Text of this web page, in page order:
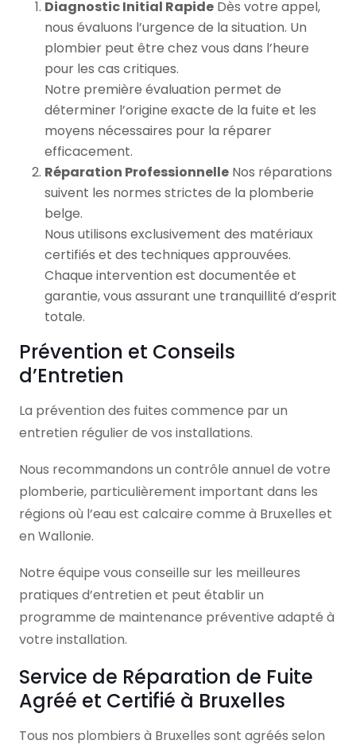
Diagnostic Initial Rapide Dès votre appel,
nous évaluons l’urgence de la situation. Un
plombier peut être chez vous dans l’heure
pour les cas critiques.
Notre première évaluation permet de
déterminer l’origine exacte de la fuite et les
moyens nécessaires pour la réparer
efficacement.
Réparation Professionnelle Nos réparations
suivent les normes strictes de la plomberie
belge.
Nous utilisons exclusivement des matériaux
certifiés et des techniques approuvées.
Chaque intervention est documentée et
garantie, vous assurant une tranquillité d’esprit
totale.
Prévention et Conseils
d’Entretien
La prévention des fuites commence par un
entretien régulier de vos installations.
Nous recommandons un contrôle annuel de votre
plomberie, particulièrement important dans les
régions où l’eau est calcaire comme à Bruxelles et
en Wallonie.
Notre équipe vous conseille sur les meilleures
pratiques d’entretien et peut établir un
programme de maintenance préventive adapté à
votre installation.
Service de Réparation de Fuite
Agréé et Certifié à Bruxelles
Tous nos plombiers à Bruxelles sont agréés selon